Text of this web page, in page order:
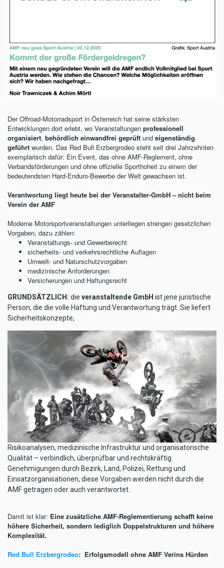
Der Offroad-Motorradsport in Österreich hat seine stärksten
Entwicklungen dort erlebt, wo Veranstaltungen professionell
organisiert, behördlich einwandfrei geprüft und eigenständig
geführt wurden. Das Red Bull Erzbergrodeo steht seit drei Jahrzehnten
exemplarisch dafür: Ein Event, das ohne AMF-Reglement, ohne
Verbandsförderungen und ohne offizielle Sporthoheit zu einem der
bedeutendsten Hard-Enduro-Bewerbe der Welt gewachsen ist.
Verantwortung liegt heute bei der Veranstalter-GmbH – nicht beim
Verein der AMF
Moderne Motorsportveranstaltungen unterliegen strengen gesetzlichen
Vorgaben, dazu zählen:
Veranstaltungs- und Gewerberecht
sicherheits- und verkehrsrechtliche Auflagen
Umwelt- und Naturschutzvorgaben
medizinische Anforderungen
Versicherungen und Haftungsrecht
GRUNDSÄTZLICH: die veranstaltende GmbH ist jene juristische
Person, die die volle Haftung und Verantwortung trägt. Sie liefert
Sicherheitskonzepte,
Risikoanalysen, medizinische Infrastruktur und organisatorische
Qualität – verbindlich, überprüfbar und rechtskräftig.
Genehmigungen durch Bezirk, Land, Polizei, Rettung und
Einsatzorganisationen, diese Vorgaben werden nicht durch die
AMF getragen oder auch verantwortet.
Damit ist klar: Eine zusätzliche AMF-Reglementierung schafft keine
höhere Sicherheit, sondern lediglich Doppelstrukturen und höhere
Komplexität.
Red Bull Erzbergrodeo: Erfolgsmodell ohne AMF Verins Hürden